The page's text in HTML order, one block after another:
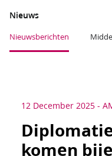
Nieuws
Nieuwsberichten
12 December 2025 -
komen